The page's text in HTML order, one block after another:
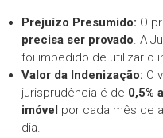
Prejuízo Presumido: O
precisa ser provado. A
foi impedido de utilizar o
Valor da Indenização: O
jurisprudência é de 0,5%
imóvel por cada mês de
dia.